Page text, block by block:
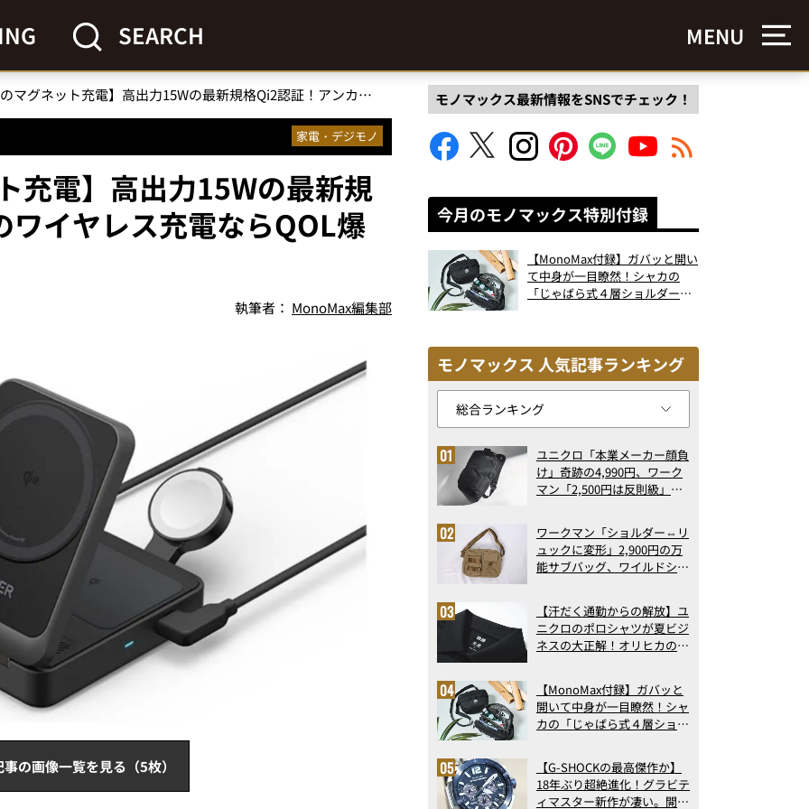
SEARCH MENU
【最強最速のマグネット充電】高出力15Wの最新規格Qi2認証！アンカーのワイヤレス充電ならQOL爆上げ間違いなし
家電・デジモノ
充電】高出力15Wの最新規
イヤレス充電ならQOL爆
執筆者： MonoMax編集部
の画像一覧を見る（5枚）
モノマックス最新情報をSNSでチェック！
今月のモノマックス特別付録
【MonoMax付録】ガバッと開い
て中身が一目瞭然！シャカの
「じゃばら式４層ショルダーバ
モノマックス 人気記事ランキング
ユニクロ「本業メーカー顔負
け」奇跡の4,990円、ワーク
マン「2,500円は反則級」凄
ト3】（2026年6月版）
ワークマン「ショルダー⇔リ
ュックに変形」2,900円の万
能サブバッグ、ワイルドシン
記事ランキングベスト3】
（2026年6月版）
【汗だく通勤からの解放】ユ
ニクロのポロシャツが夏ビジ
ネスの大正解！オリヒカの透
アの実力
【MonoMax付録】ガバッと
開いて中身が一目瞭然！シャ
カの「じゃばら式４層ショル
った！
【G-SHOCKの最高傑作か】
18年ぶり超絶進化！グラビテ
ィマスター新作が凄い。開発